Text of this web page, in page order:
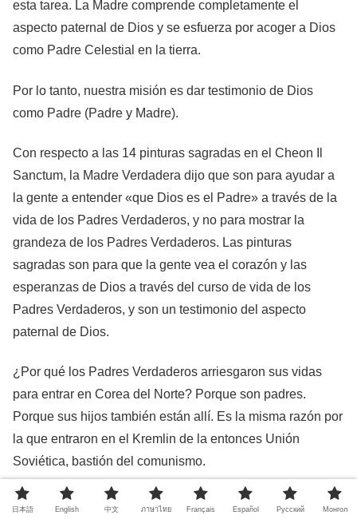
esta tarea. La Madre comprende completamente el
aspecto paternal de Dios y se esfuerza por acoger a Dios
como Padre Celestial en la tierra.
Por lo tanto, nuestra misión es dar testimonio de Dios
como Padre (Padre y Madre).
Con respecto a las 14 pinturas sagradas en el Cheon Il
Sanctum, la Madre Verdadera dijo que son para ayudar a
la gente a entender «que Dios es el Padre» a través de la
vida de los Padres Verdaderos, y no para mostrar la
grandeza de los Padres Verdaderos. Las pinturas
sagradas son para que la gente vea el corazón y las
esperanzas de Dios a través del curso de vida de los
Padres Verdaderos, y son un testimonio del aspecto
paternal de Dios.
¿Por qué los Padres Verdaderos arriesgaron sus vidas
para entrar en Corea del Norte? Porque son padres.
Porque sus hijos también están allí. Es la misma razón por
la que entraron en el Kremlin de la entonces Unión
Soviética, bastión del comunismo.
Para comprender la vida de los Padres Verdaderos,
日本語 English 中文 ภาษาไทย Français Español Pусский Монгол